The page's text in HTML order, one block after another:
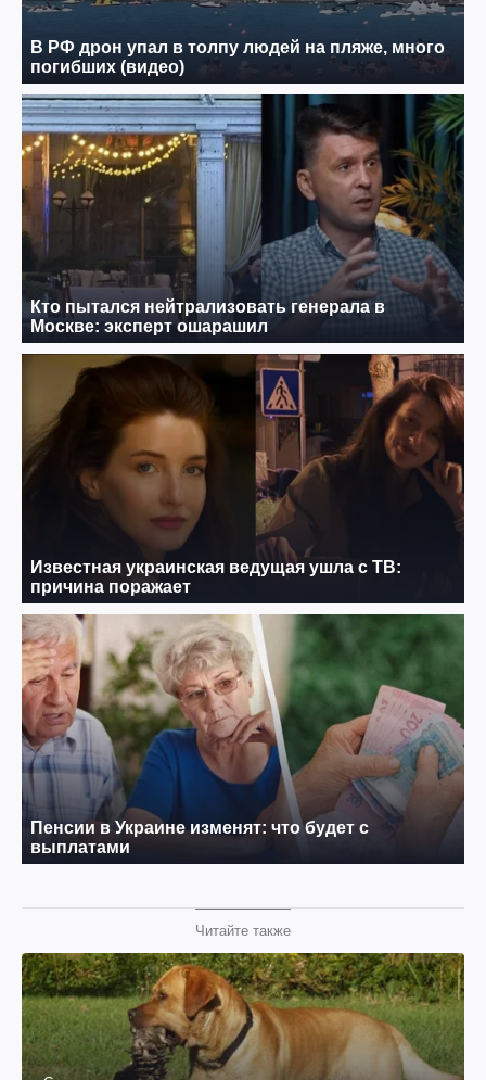
Читайте также